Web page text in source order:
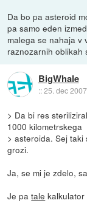
Da bo pa asteroid
pa samo eden
malega se nahaja v
raznozarnih oblikah
BigWhale
::25. dec
> Da bi res
1000 kilometrskega
> asteroida. Sej
grozi.
Ja, se mi je zdelo,
Je patale kalkulator